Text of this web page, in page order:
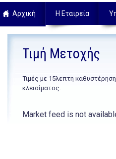
Αρχική Η Εταιρεία
Τιμή Μετοχής
Τιμές με 15λεπτη
κλεισίματος.
Market feed is not